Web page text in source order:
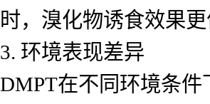
时，溴化物诱食效果
3. 环境表现差异
DMPT在不同环境条